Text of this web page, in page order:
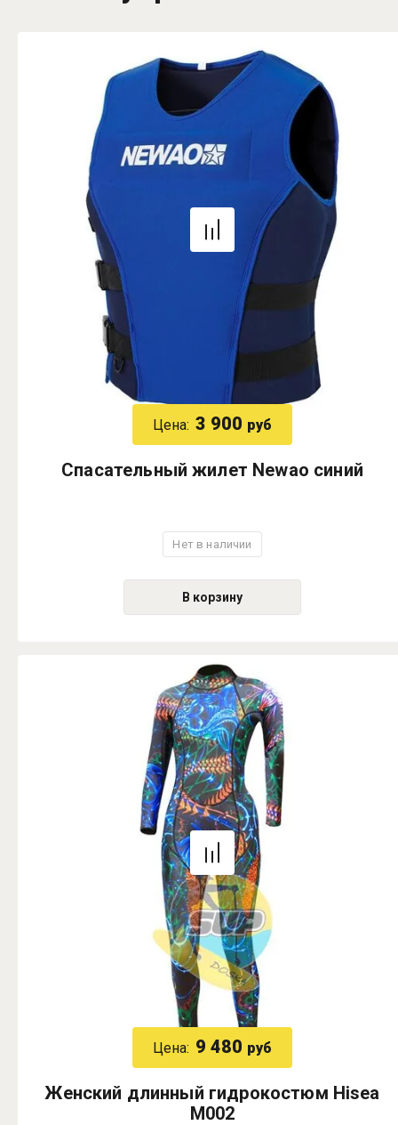
Цена: 3 900 руб
Спасательный жилет Newao синий
Нет в наличии
В корзину
Цена: 9 480 руб
Женский длинный гидрокостюм Hisea
M002